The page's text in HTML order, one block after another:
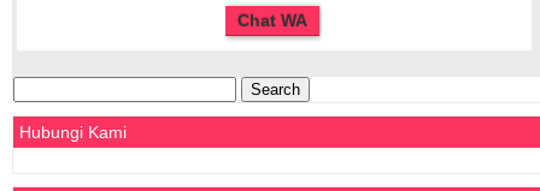
Chat WA
for:
Hubungi Kami